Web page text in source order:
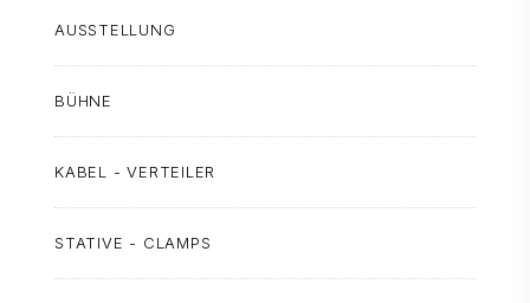
AUSSTELLUNG
BÜHNE
KABEL - VERTEILER
STATIVE - CLAMPS